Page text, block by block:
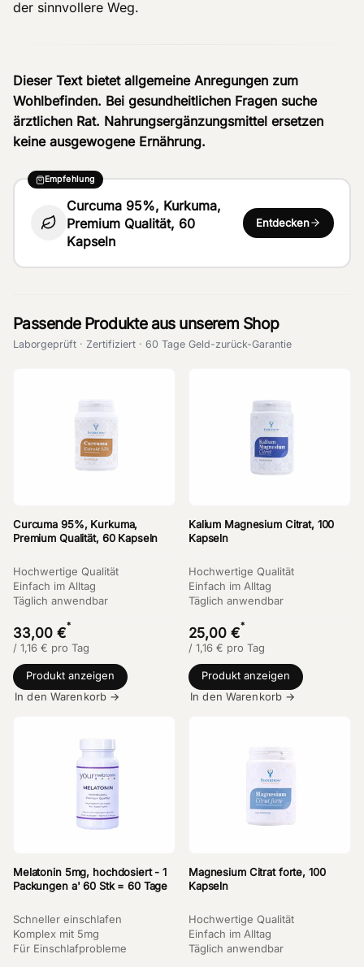
der sinnvollere Weg.
Dieser Text bietet allgemeine Anregungen zum
Wohlbefinden. Bei gesundheitlichen Fragen suche
ärztlichen Rat. Nahrungsergänzungsmittel ersetzen
keine ausgewogene Ernährung.
Empfehlung
Curcuma 95%, Kurkuma,
Premium Qualität, 60
Kapseln
Entdecken
Passende Produkte aus unserem Shop
Laborgeprüft · Zertifiziert · 60 Tage Geld-zurück-Garantie
Curcuma 95%, Kurkuma,
Premium Qualität, 60 Kapseln
Hochwertige Qualität
Einfach im Alltag
Täglich anwendbar
33,00 €*
/ 1,16 € pro Tag
Produkt anzeigen
In den Warenkorb →
Kalium Magnesium Citrat, 100
Kapseln
Hochwertige Qualität
Einfach im Alltag
Täglich anwendbar
25,00 €*
/ 1,16 € pro Tag
Produkt anzeigen
In den Warenkorb →
Melatonin 5mg, hochdosiert - 1
Packungen a' 60 Stk = 60 Tage
Schneller einschlafen
Komplex mit 5mg
Für Einschlafprobleme
Magnesium Citrat forte, 100
Kapseln
Hochwertige Qualität
Einfach im Alltag
Täglich anwendbar